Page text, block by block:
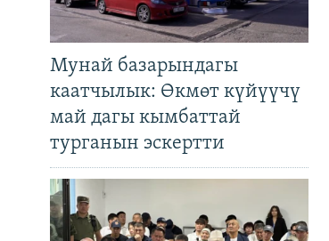
Мунай базарындагы
каатчылык: Өкмөт күйүүчү
май дагы кымбаттай
турганын эскертти